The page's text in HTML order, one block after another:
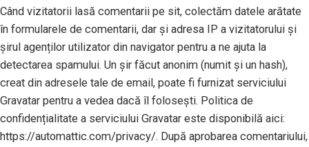
Când vizitatorii lasă comentarii pe sit, colectăm datele arătate
în formularele de comentarii, dar și adresa IP a vizitatorului și
șirul agenților utilizator din navigator pentru a ne ajuta la
detectarea spamului. Un șir făcut anonim (numit și un hash),
creat din adresele tale de email, poate fi furnizat serviciului
Gravatar pentru a vedea dacă îl folosești. Politica de
confidențialitate a serviciului Gravatar este disponibilă aici:
https://automattic.com/privacy/. După aprobarea comentariului,